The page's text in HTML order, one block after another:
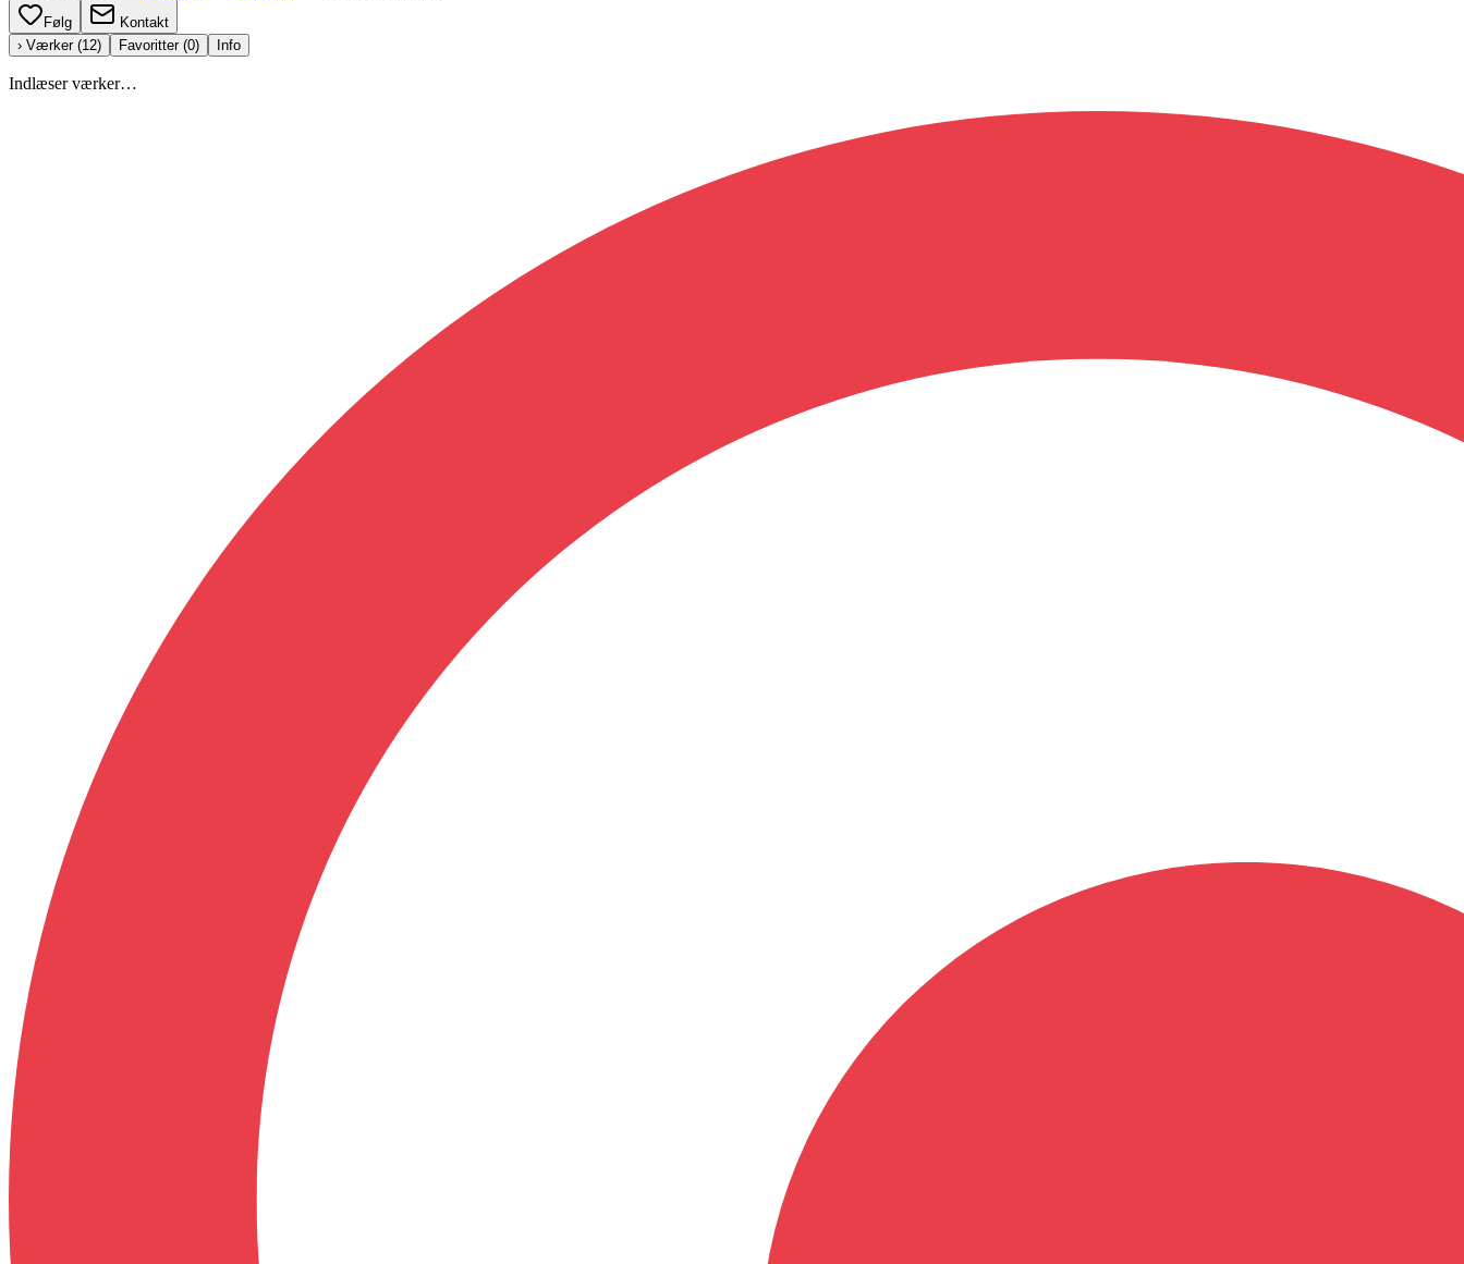
Følg
Kontakt
› Værker (12) Favoritter (0) Info
Indlæser værker…